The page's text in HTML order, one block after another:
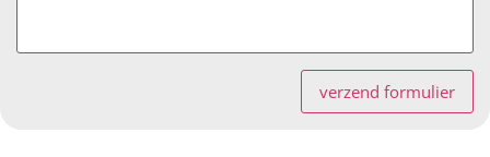
verzend formulier